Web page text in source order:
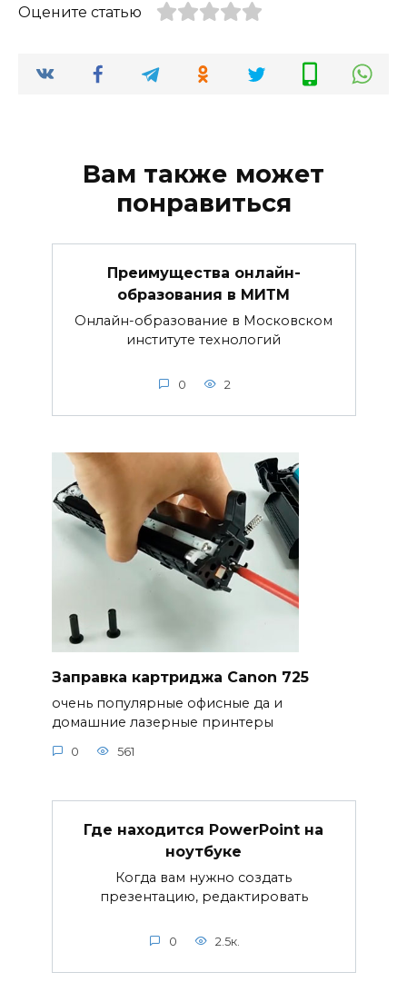
Оцените статью
Вам также может
понравиться
Преимущества онлайн-
образования в МИТМ
Онлайн-образование в Московском
институте технологий
0 2
Заправка картриджа Canon 725
очень популярные офисные да и
домашние лазерные принтеры
0 561
Где находится PowerPoint на
ноутбуке
Когда вам нужно создать
презентацию, редактировать
0 2.5к.